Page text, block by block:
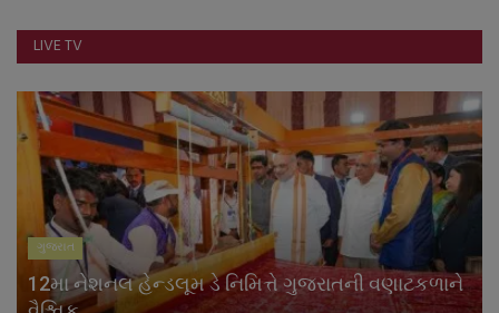
નાણાંકીય સમાચાર
સ્થાનિક સમાચાર
સ્પોર્ટ્સ
રાશિફળ
ગુનાખોરી
LIVE TV
ગુજરાત
12મા નેશનલ હેન્ડલૂમ ડે નિમિત્તે ગુજરાતની વણાટકળાને